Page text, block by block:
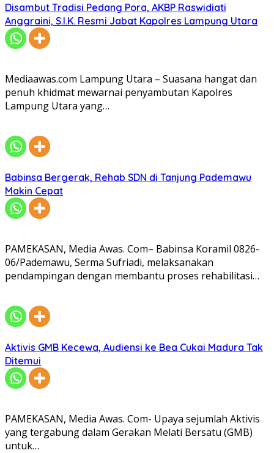
Disambut Tradisi Pedang Pora, AKBP Raswidiati
Anggraini, S.I.K. Resmi Jabat Kapolres Lampung Utara
Mediaawas.com Lampung Utara – Suasana hangat dan
penuh khidmat mewarnai penyambutan Kapolres
Lampung Utara yang…
Babinsa Bergerak, Rehab SDN di Tanjung Pademawu
Makin Cepat
PAMEKASAN, Media Awas. Com– Babinsa Koramil 0826-
06/Pademawu, Serma Sufriadi, melaksanakan
pendampingan dengan membantu proses rehabilitasi…
Aktivis GMB Kecewa, Audiensi ke Bea Cukai Madura Tak
Ditemui
PAMEKASAN, Media Awas. Com- Upaya sejumlah Aktivis
yang tergabung dalam Gerakan Melati Bersatu (GMB)
untuk…